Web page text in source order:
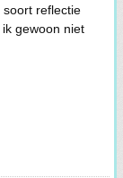
reflectie
gewoon niet